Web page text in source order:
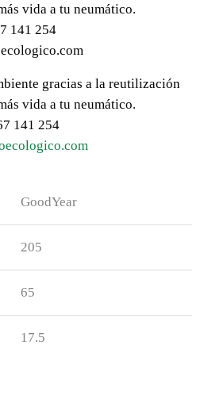
vida a tu neumático.
141 254
gracias a la reutilización
vida a tu neumático.
141 254
GoodYear
205
65
17.5